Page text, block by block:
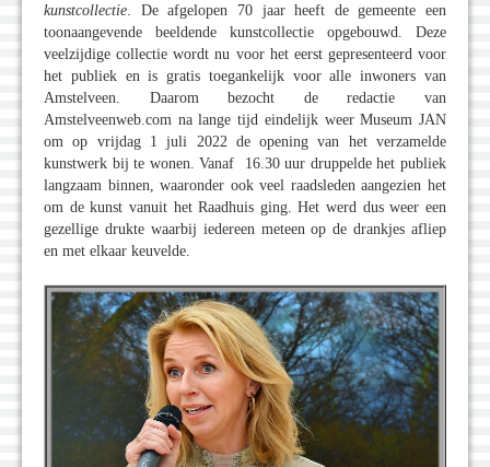
kunstcollectie . De afgelopen 70 jaar heeft de gemeente een
toonaangevende beeldende kunstcollectie opgebouwd. Deze
veelzijdige collectie wordt nu voor het eerst gepresenteerd voor
het publiek en is gratis toegankelijk voor alle inwoners van
Amstelveen. Daarom bezocht de redactie van
Amstelveenweb.com na lange tijd eindelijk weer Museum JAN
om op vrijdag 1 juli 2022 de opening van het verzamelde
kunstwerk bij te wonen. Vanaf 16.30 uur druppelde het publiek
langzaam binnen, waaronder ook veel raadsleden aangezien het
om de kunst vanuit het Raadhuis ging. Het werd dus weer een
gezellige drukte waarbij iedereen meteen op de drankjes afliep
en met elkaar keuvelde.